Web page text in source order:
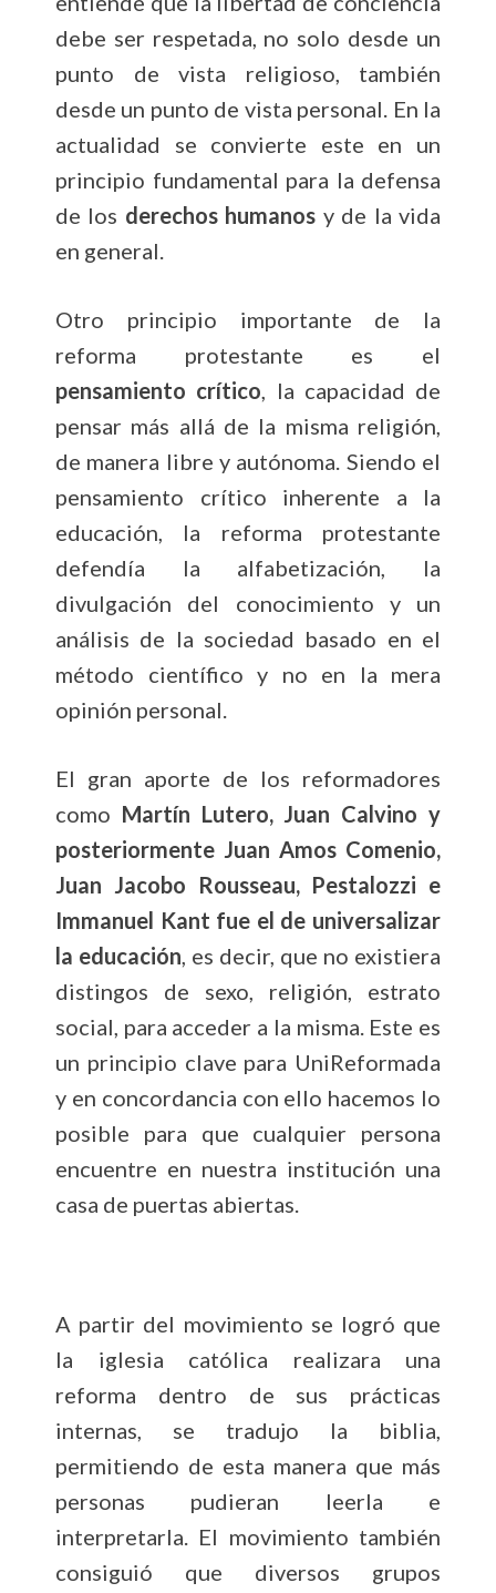
debe ser respetada, no solo desde un
punto de vista religioso, también
desde un punto de vista personal. En la
actualidad se convierte este en un
principio fundamental para la defensa
de los derechos humanos y de la vida
en general.
Otro principio importante de la
reforma protestante es el
pensamiento crítico, la capacidad de
pensar más allá de la misma religión,
de manera libre y autónoma. Siendo el
pensamiento crítico inherente a la
educación, la reforma protestante
defendía la alfabetización, la
divulgación del conocimiento y un
análisis de la sociedad basado en el
método científico y no en la mera
opinión personal.
El gran aporte de los reformadores
como Martín Lutero, Juan Calvino y
posteriormente Juan Amos Comenio,
Juan Jacobo Rousseau, Pestalozzi e
Immanuel Kant fue el de universalizar
la educación, es decir, que no existiera
distingos de sexo, religión, estrato
social, para acceder a la misma. Este es
un principio clave para UniReformada
y en concordancia con ello hacemos lo
posible para que cualquier persona
encuentre en nuestra institución una
casa de puertas abiertas.
A partir del movimiento se logró que
la iglesia católica realizara una
reforma dentro de sus prácticas
internas, se tradujo la biblia,
permitiendo de esta manera que más
personas pudieran leerla e
interpretarla. El movimiento también
consiguió que diversos grupos